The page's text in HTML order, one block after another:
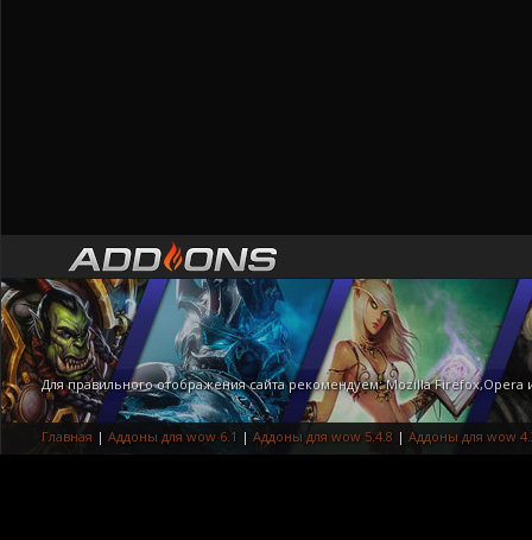
Для правильного отображения сайта рекомендуем: Mozilla Firefox,Opera
Главная | Аддоны для wow 6.1 | Аддоны для wow 5.4.8 | Аддоны для wow